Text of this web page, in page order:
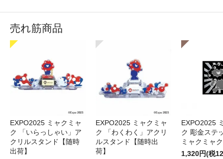
売れ筋商品
EXPO2025 ミャクミャ
ク 「いらっしゃい」ア
クリルスタンド【随時
出荷】
EXPO2025 ミャクミャ
ク 「わくわく」アクリ
ルスタンド【随時出
荷】
EXPO2025
ク 彫金ステ
ミャクミャク
1,320円(税